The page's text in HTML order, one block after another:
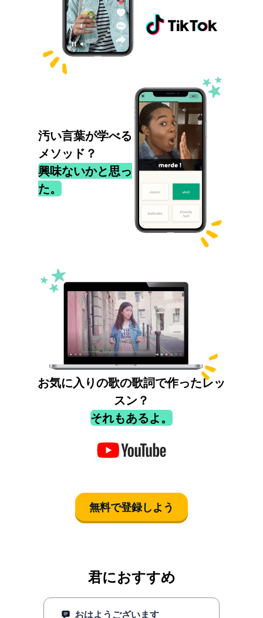
汚い言葉が学べる
メソッド？
興味ないかと思っ
た。
お気に入りの歌の歌詞で作ったレッ
スン？
それもあるよ。
無料で登録しよう
君におすすめ
おはようございます